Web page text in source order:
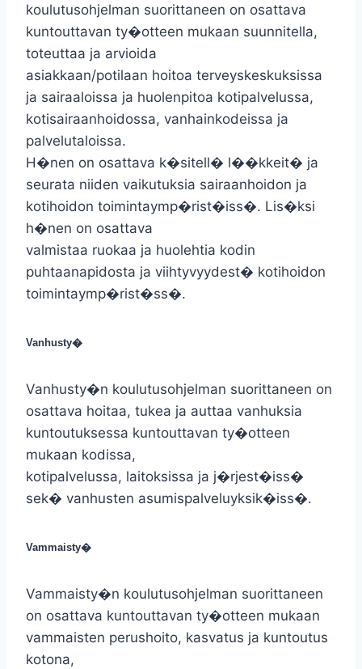
koulutusohjelman suorittaneen on osattava
kuntouttavan ty�otteen mukaan suunnitella,
toteuttaa ja arvioida
asiakkaan/potilaan hoitoa terveyskeskuksissa
ja sairaaloissa ja huolenpitoa kotipalvelussa,
kotisairaanhoidossa, vanhainkodeissa ja
palvelutaloissa.
H�nen on osattava k�sitell� l��kkeit� ja
seurata niiden vaikutuksia sairaanhoidon ja
kotihoidon toimintaymp�rist�iss�. Lis�ksi
h�nen on osattava
valmistaa ruokaa ja huolehtia kodin
puhtaanapidosta ja viihtyvyydest� kotihoidon
toimintaymp�rist�ss�.
Vanhusty�
Vanhusty�n koulutusohjelman suorittaneen on
osattava hoitaa, tukea ja auttaa vanhuksia
kuntoutuksessa kuntouttavan ty�otteen
mukaan kodissa,
kotipalvelussa, laitoksissa ja j�rjest�iss�
sek� vanhusten asumispalveluyksik�iss�.
Vammaisty�
Vammaisty�n koulutusohjelman suorittaneen
on osattava kuntouttavan ty�otteen mukaan
vammaisten perushoito, kasvatus ja kuntoutus
kotona,